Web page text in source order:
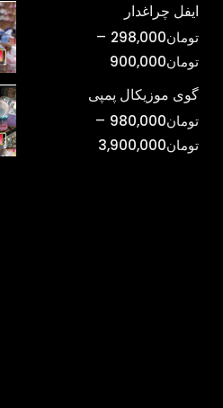
تومان220,000
تومان750,000
ایفل چراغدار
تومان298,000
–
تومان900,000
تومان298,000
تومان900,000
گوی موزیکال پمپی
تومان980,000
–
تومان3,900,000